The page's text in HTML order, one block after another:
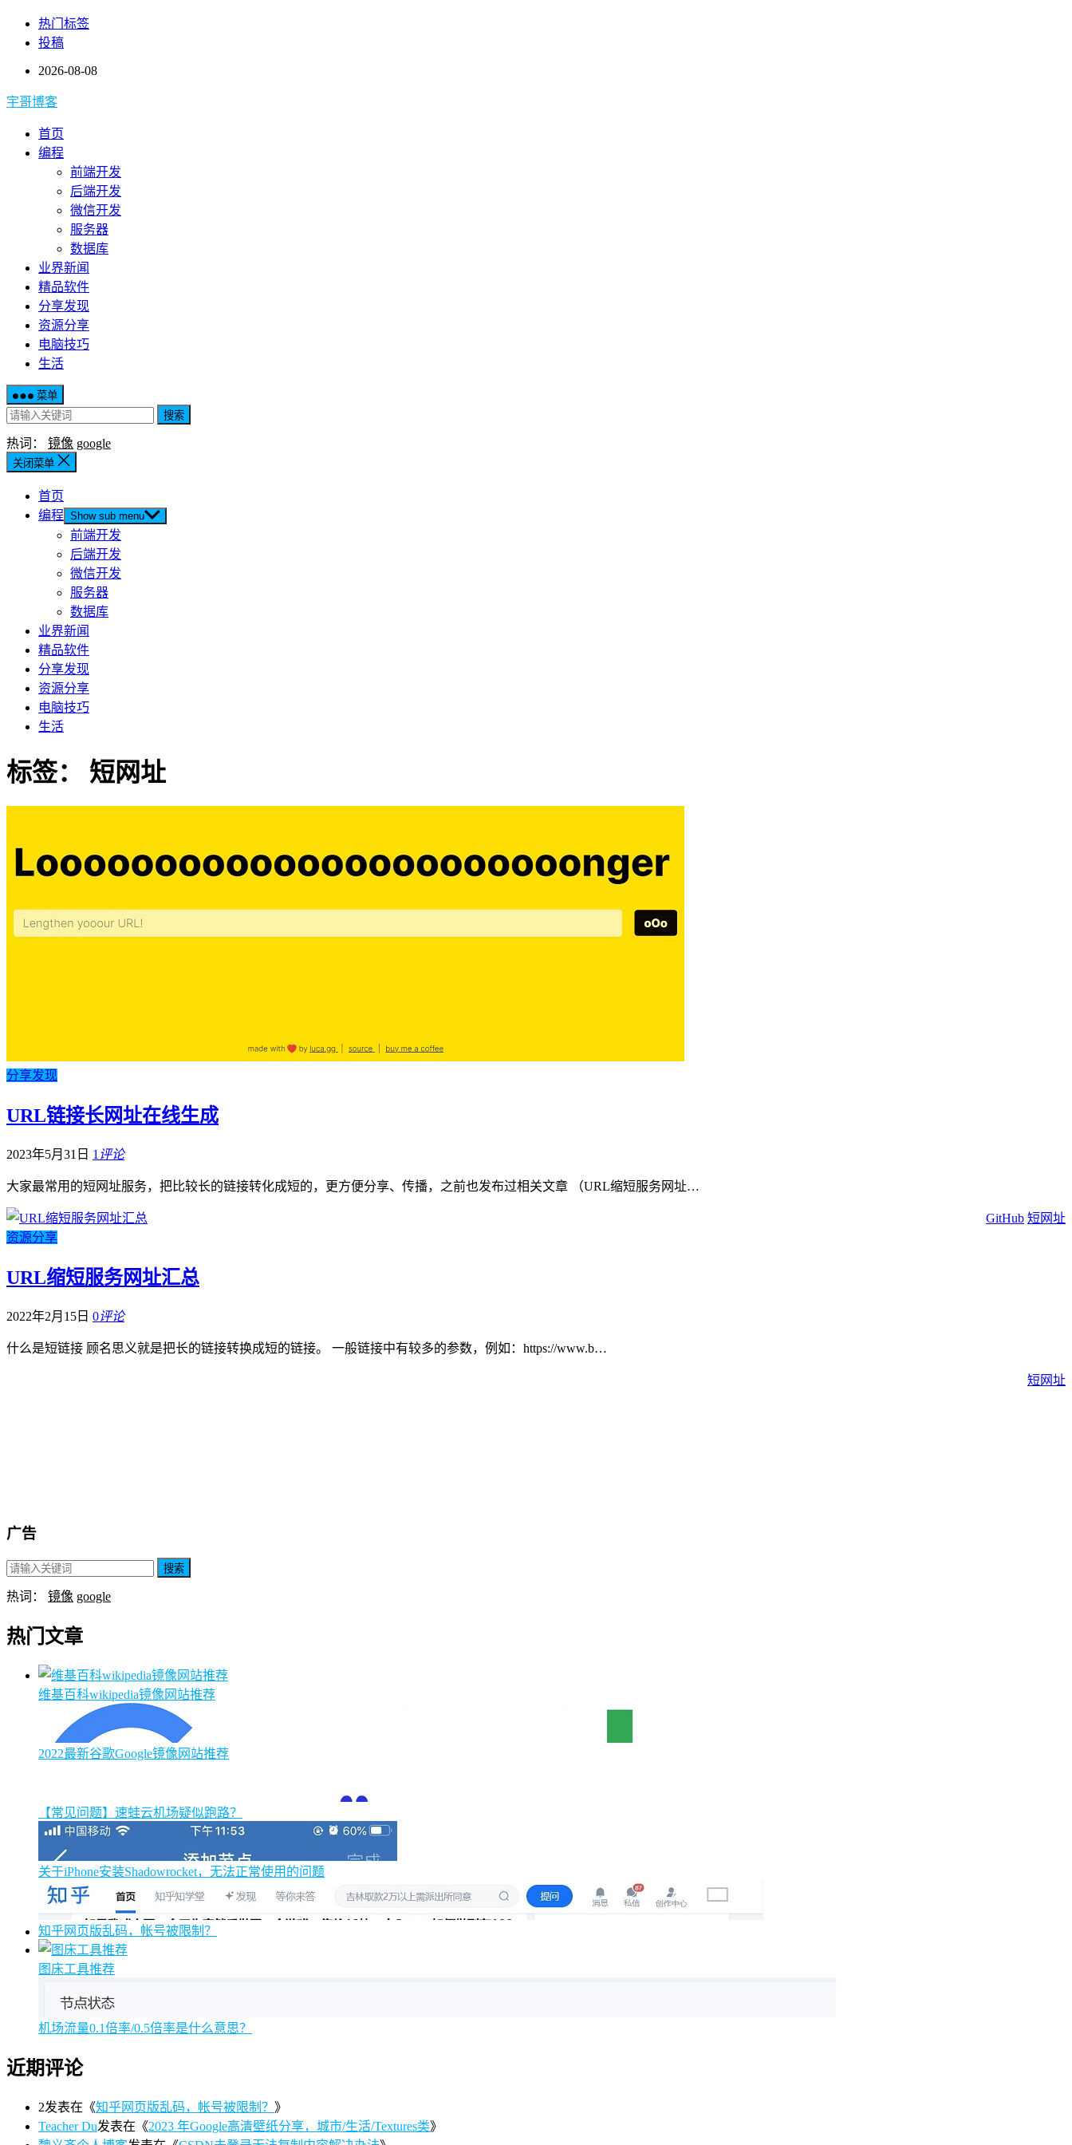
热门标签
投稿
2026-08-08
宇哥博客
首页
编程
前端开发
后端开发
微信开发
服务器
数据库
业界新闻
精品软件
分享发现
资源分享
电脑技巧
生活
菜单
搜索
热词： 镜像 google
关闭菜单
首页
编程 Show sub menu
前端开发
后端开发
微信开发
服务器
数据库
业界新闻
精品软件
分享发现
资源分享
电脑技巧
生活
标签： 短网址
分享发现
URL链接长网址在线生成
2023年5月31日 1 评论
大家最常用的短网址服务，把比较长的链接转化成短的，更方便分享、传播，之前也发布过相关文章 （URL缩短服务网址…
GitHub 短网址
资源分享
URL缩短服务网址汇总
2022年2月15日 0评论
什么是短链接 顾名思义就是把长的链接转换成短的链接。 一般链接中有较多的参数，例如：https://www.b…
短网址
广告
搜索
热词： 镜像 google
热门文章
维基百科wikipedia镜像网站推荐
2022最新谷歌Google镜像网站推荐
【常见问题】速蛙云机场疑似跑路？
关于iPhone安装Shadowrocket，无法正常使用的问题
知乎网页版乱码，帐号被限制？
图床工具推荐
机场流量0.1倍率/0.5倍率是什么意思？
近期评论
2发表在《知乎网页版乱码，帐号被限制？ 》
Teacher Du发表在《2023 年Google高清壁纸分享，城市/生活/Textures类》